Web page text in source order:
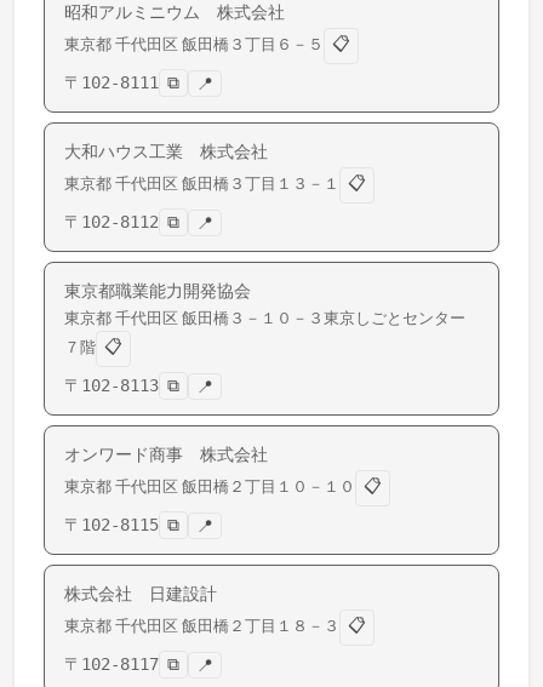
昭和アルミニウム 株式会社
東京都 千代田区 飯田橋 ３丁目６－５
📋
〒 102-8111 ⧉ 📍
大和ハウス工業 株式会社
東京都 千代田区 飯田橋 ３丁目１３－１
📋
〒 102-8112 ⧉ 📍
東京都職業能力開発協会
東京都 千代田区 飯田橋 ３－１０－３東京しごとセンター
７階 📋
〒 102-8113 ⧉ 📍
オンワード商事 株式会社
東京都 千代田区 飯田橋 ２丁目１０－１０
📋
〒 102-8115 ⧉ 📍
株式会社 日建設計
東京都 千代田区 飯田橋 ２丁目１８－３
📋
〒 102-8117 ⧉ 📍